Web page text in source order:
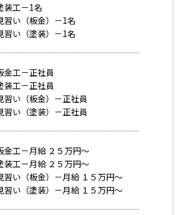
装工－1名
習い（板金）－1名
習い（塗装）－1名
金工－正社員
装工－正社員
習い（板金）－正社員
習い（塗装）－正社員
金工－月給 ２５万円～
装工－月給 ２５万円～
習い（板金）－月給 １５万円～
習い（塗装）－月給 １５万円～